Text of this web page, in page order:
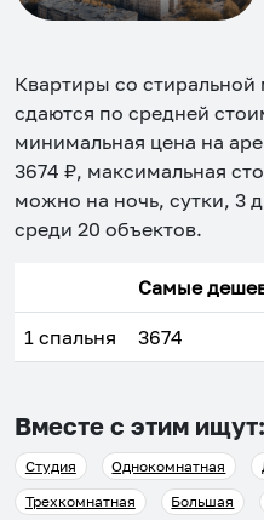
Квартиры со
сдаются по средней
минимальная цена на
3674 ₽, максимальная
можно на ночь, сутки, 3
среди 20 объектов.
Самые
1 спальня 3674
Вместе с этим ищут:
Студия Однокомнатная
Трехкомнатная
Большая